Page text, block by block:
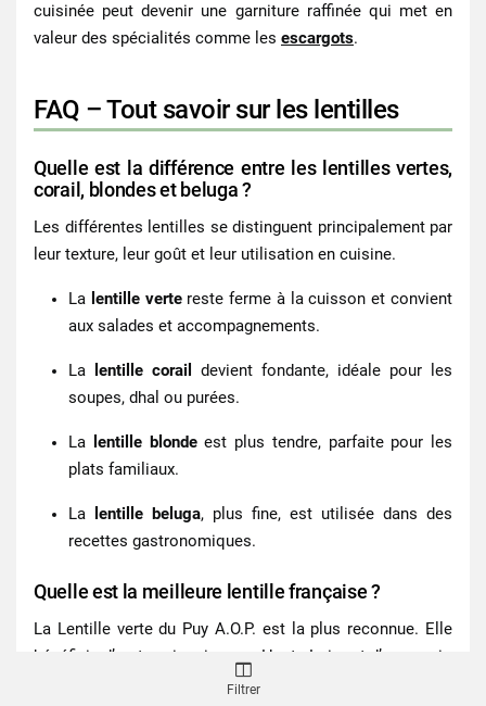
cuisinée peut devenir une garniture raffinée qui met en
valeur des spécialités comme les escargots.
FAQ – Tout savoir sur les lentilles
Quelle est la différence entre les lentilles vertes,
corail, blondes et beluga ?
Les différentes lentilles se distinguent principalement par
leur texture, leur goût et leur utilisation en cuisine.
La lentille vertereste ferme à la cuisson et convient
aux salades et accompagnements.
La lentille corail
devient fondante, idéale pour les
soupes, dhal ou purées.
La lentille blondeest plus tendre, parfaite pour les
plats familiaux.
La lentille beluga, plus fine, est utilisée dans des
recettes gastronomiques.
Quelle est la meilleure lentille française ?
La Lentille verte du Puy A.O.P. est la plus reconnue. Elle
bénéficie d’un terroir unique en Haute-Loire et d’un savoir-
Filtrer